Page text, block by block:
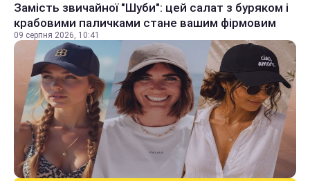
Замість звичайної "Шуби": цей салат з буряком і
крабовими паличками стане вашим фірмовим
09 серпня 2026, 10:41